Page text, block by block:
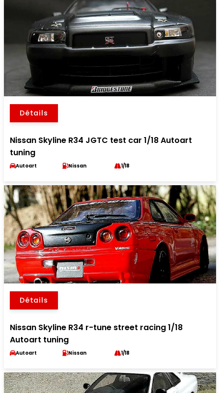
Détails
Nissan Skyline R34 JGTC test car 1/18 Autoart
tuning
Autoart Nissan 1/18
Détails
Nissan Skyline R34 r-tune street racing 1/18
Autoart tuning
Autoart Nissan 1/18